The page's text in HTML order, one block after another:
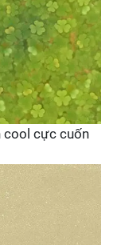
cool cực cuốn